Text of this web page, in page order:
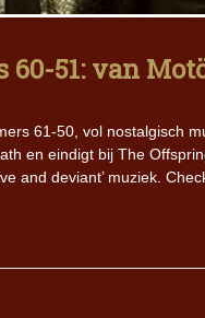
60-51: van
61-50, vol nostalgisch
en eindigt bij The
and deviant’ muziek.